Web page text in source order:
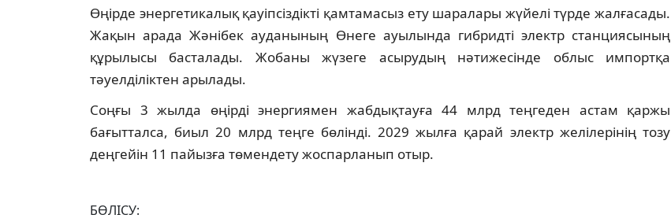
Өңірде энергетикалық қауіпсіздікті қамтамасыз ету шаралары жүйелі түрде жалғасады.
Жақын арада Жәнібек ауданының Өнеге ауылында гибридті электр станциясының
құрылысы басталады. Жобаны жүзеге асырудың нәтижесінде облыс импортқа
тәуелділіктен арылады.
Соңғы 3 жылда өңірді энергиямен жабдықтауға 44 млрд теңгеден астам қаржы
бағытталса, биыл 20 млрд теңге бөлінді. 2029 жылға қарай электр желілерінің тозу
деңгейін 11 пайызға төмендету жоспарланып отыр.
БӨЛІСУ: